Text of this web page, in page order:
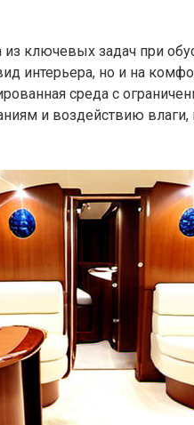
ключевых задач при
интерьера, но и на
среда с
и воздействию влаги,